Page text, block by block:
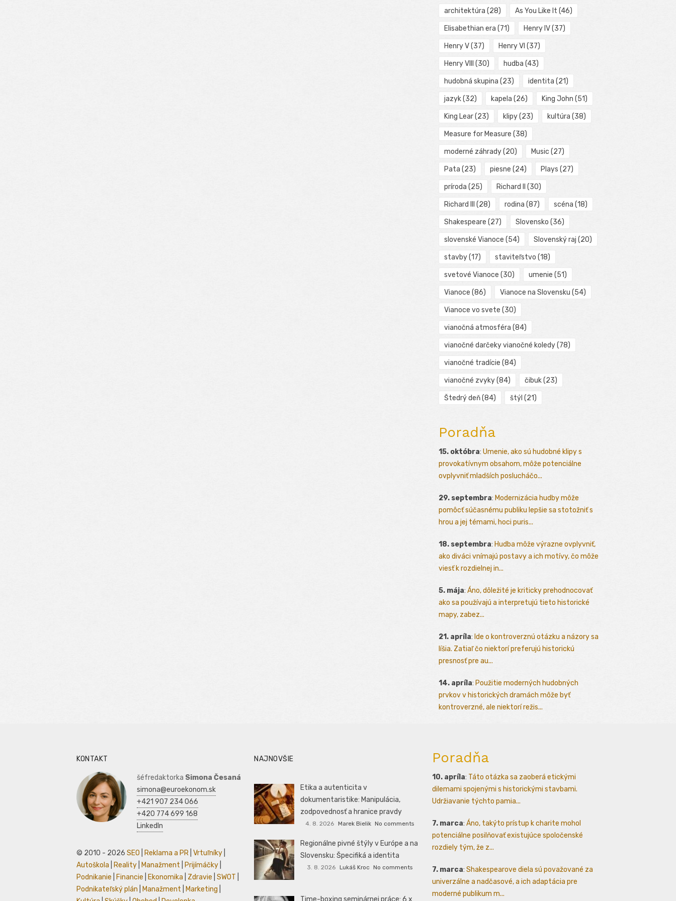
architektúra (28) As You Like It (46)
Elisabethian era (71) Henry IV(37)
Henry V(37) Henry VI (37)
Henry VIII (30) hudba (43)
hudobná skupina (23) identita (21)
jazyk(32) kapela (26) King John (51)
King Lear(23) klipy(23) kultúra (38)
Measure for Measure (38)
moderné záhrady(20) Music (27)
Pata (23) piesne (24) Plays (27)
príroda (25) Richard II (30)
Richard III (28) rodina (87) scéna (18)
Shakespeare (27) Slovensko (36)
slovenské Vianoce (54) Slovenský raj (20)
stavby(17) staviteľstvo (18)
svetové Vianoce (30) umenie (51)
Vianoce (86) Vianoce na Slovensku (54)
Vianoce vo svete (30)
vianočná atmosféra (84)
vianočné darčeky vianočné koledy(78)
vianočné tradície (84)
vianočné zvyky(84) čibuk(23)
Štedrý deň(84) štýl (21)
Poradňa
15. októbra: Umenie, ako sú hudobné klipy s
provokatívnym obsahom, môže potenciálne
ovplyvniť mladších poslucháčo...
29. septembra: Modernizácia hudby môže
pomôcť súčasnému publiku lepšie sa stotožniť s
hrou a jej témami, hoci puris...
18. septembra: Hudba môže výrazne ovplyvniť,
ako diváci vnímajú postavy a ich motívy, čo môže
viesť k rozdielnej in...
5. mája: Áno, dôležité je kriticky prehodnocovať
ako sa používajú a interpretujú tieto historické
mapy, zabez...
21. apríla: Ide o kontroverznú otázku a názory sa
líšia. Zatiaľ čo niektorí preferujú historickú
presnosť pre au...
14. apríla: Použitie moderných hudobných
prvkov v historických dramách môže byť
kontroverzné, ale niektorí režis...
KONTAKT
šéfredaktorka Simona Česaná
simona@euroekonom.sk
+421 907 234 066
+420 774 699 168
LinkedIn
© 2010 - 2026 SEO Reklama a PR Vrtuľníky
Autoškola
Reality Manažment Prijímáčky
Podnikanie
Financie Ekonomika Zdravie SWOT
Podnikateľský plán
Manažment Marketing
NAJNOVŠIE
Etika a autenticita v
dokumentaristike: Manipulácia,
zodpovednosť a hranice pravdy
4. 8. 2026 Marek Bielik No comments
Regionálne pivné štýly v Európe a na
Slovensku: Špecifiká a identita
3. 8. 2026 Lukáš Kroc No comments
Poradňa
10. apríla: Táto otázka sa zaoberá etickými
dilemami spojenými s historickými stavbami.
Udržiavanie týchto pamia...
7. marca: Áno, takýto prístup k charite mohol
potenciálne posilňovať existujúce spoločenské
rozdiely tým, že z...
7. marca: Shakespearove diela sú považované za
univerzálne a nadčasové, a ich adaptácia pre
moderné publikum m...